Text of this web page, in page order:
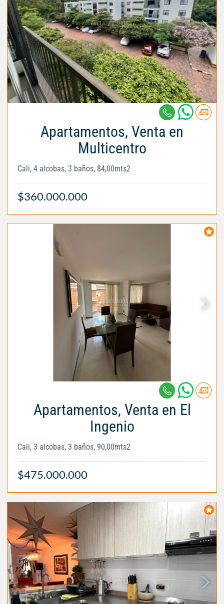
Apartamentos, Venta en
Multicentro
Cali, 4 alcobas, 3 baños, 84,00mts2
$360.000.000
Apartamentos, Venta en El
Ingenio
Cali, 3 alcobas, 3 baños, 90,00mts2
$475.000.000